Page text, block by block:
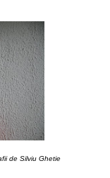
de Silviu Ghetie